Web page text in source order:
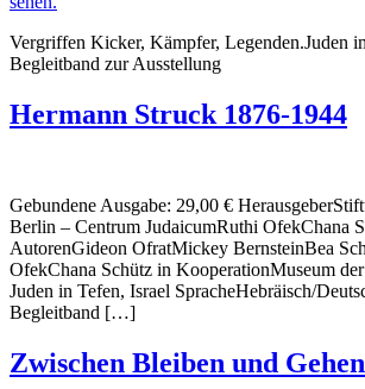
Vergriffen Kicker, Kämpfer, Legenden.Juden
Begleitband zur Ausstellung
Hermann Struck 1876-1944
Gebundene Ausgabe: 29,00 €
Berlin – Centrum JudaicumRuthi OfekChana
AutorenGideon OfratMickey BernsteinBea
OfekChana Schütz in KooperationMuseum
Juden in Tefen, Israel SpracheHebräisch/
Begleitband […]
Zwischen Bleiben und Gehen